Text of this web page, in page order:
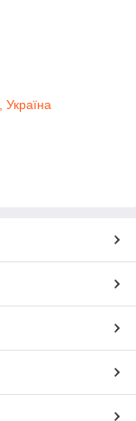
Україна